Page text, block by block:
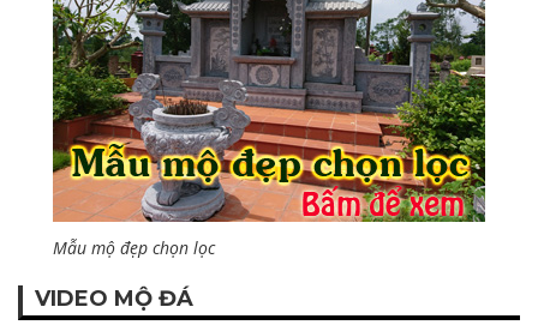
Mẫu mộ đẹp chọn lọc
VIDEO MỘ ĐÁ